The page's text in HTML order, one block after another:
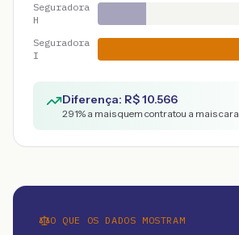
Seguradora
H
Seguradora
I
Diferença: R$10.566
291% a mais quem contratou a mais
O QUE OS DADOS MOSTRAM